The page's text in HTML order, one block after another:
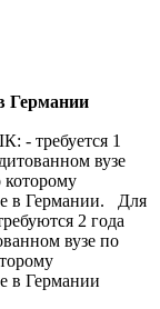
Германии
- требуется 1
вузе
в Германии. Для
2 года
вузе по
в Германии